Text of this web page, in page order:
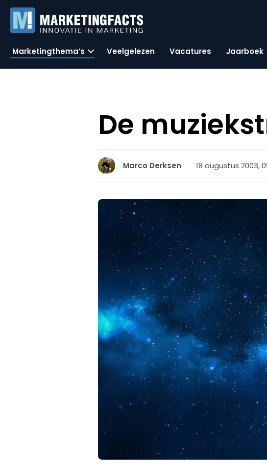
Marketingthema’s Veelgelezen Vacatures Jaarboek
De
Marco Derksen 18 augustus 2003,